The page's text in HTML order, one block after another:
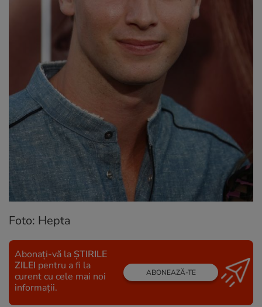
Foto: Hepta
Abonați-vă la ȘTIRILE
ZILEI pentru a fi la
curent cu cele mai noi
informații.
ABONEAZĂ-TE